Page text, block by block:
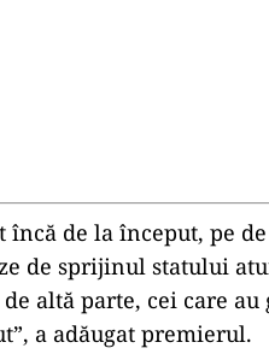
încă de la început, pe
de sprijinul statului
altă parte, cei care au
a adăugat premierul.